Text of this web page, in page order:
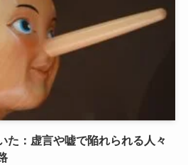
た：虚言や嘘で陥れられる人々